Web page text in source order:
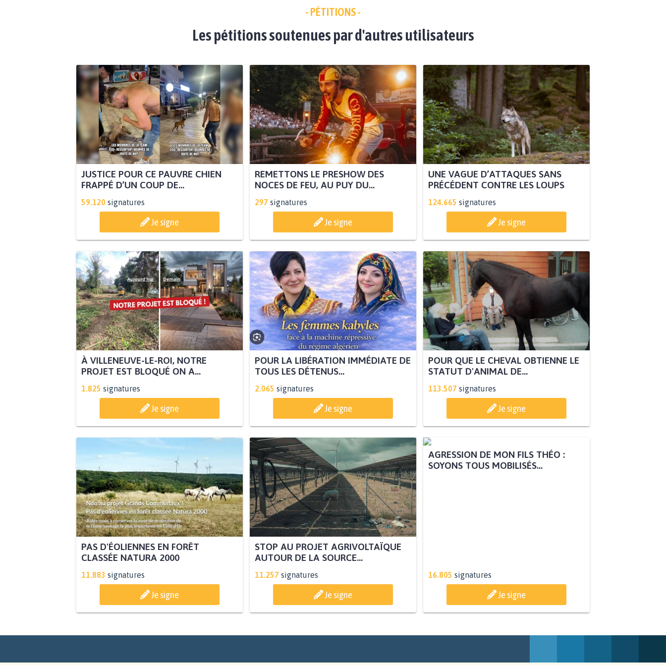
- PÉTITIONS -
Les pétitions soutenues par d'autres utilisateurs
JUSTICE POUR CE PAUVRE CHIEN
FRAPPÉ D’UN COUP DE...
59.120 signatures
Je signe
REMETTONS LE PRESHOW DES
NOCES DE FEU, AU PUY DU...
297 signatures
Je signe
UNE VAGUE D’ATTAQUES SANS
PRÉCÉDENT CONTRE LES LOUPS
124.665 signatures
Je signe
À VILLENEUVE-LE-ROI, NOTRE
PROJET EST BLOQUÉ ON A...
1.825 signatures
Je signe
POUR LA LIBÉRATION IMMÉDIATE DE
TOUS LES DÉTENUS...
2.065 signatures
Je signe
POUR QUE LE CHEVAL OBTIENNE LE
STATUT D'ANIMAL DE...
113.507 signatures
Je signe
PAS D'ÉOLIENNES EN FORÊT
CLASSÉE NATURA 2000
11.883 signatures
Je signe
STOP AU PROJET AGRIVOLTAÏQUE
AUTOUR DE LA SOURCE...
11.257 signatures
Je signe
16.805 signatures
Je signe